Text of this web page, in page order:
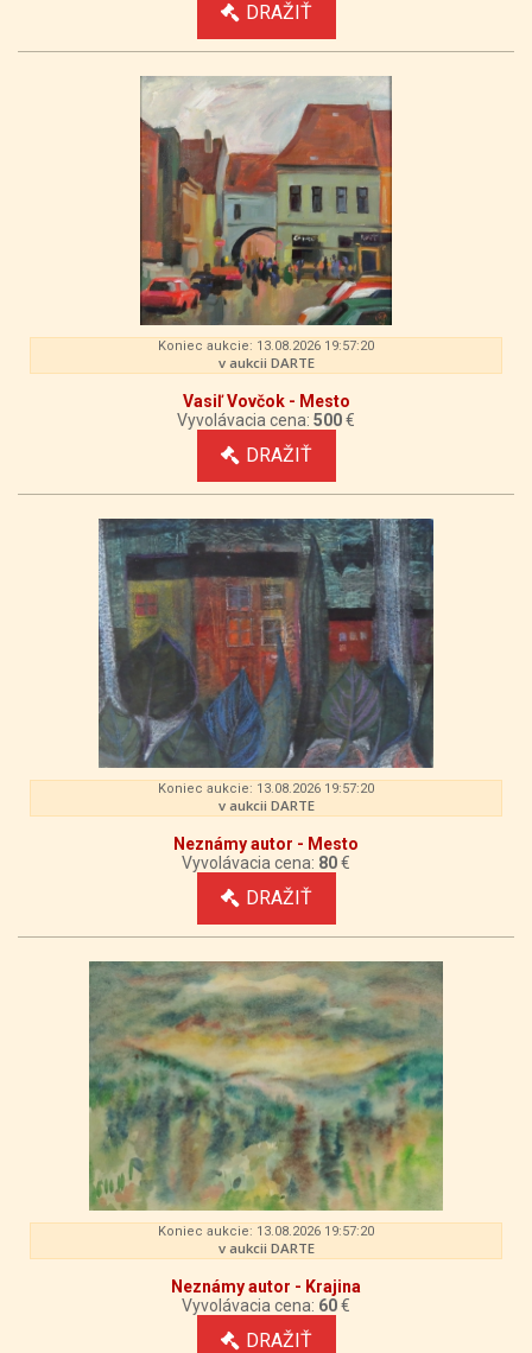
DRAŽIŤ
Koniec aukcie: 13.08.2026 19:57:20
v aukcii DARTE
Vasiľ Vovčok - Mesto
Vyvolávacia cena: 500€
DRAŽIŤ
Koniec aukcie: 13.08.2026 19:57:20
v aukcii DARTE
Neznámy autor - Mesto
Vyvolávacia cena: 80€
DRAŽIŤ
Koniec aukcie: 13.08.2026 19:57:20
v aukcii DARTE
Neznámy autor - Krajina
Vyvolávacia cena: 60€
DRAŽIŤ